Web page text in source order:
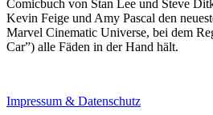
Comicbuch von Stan Lee und Steve
Kevin Feige und Amy Pascal den
Marvel Cinematic Universe, bei dem
Car”) alle Fäden in der Hand hält.
Impressum & Datenschutz